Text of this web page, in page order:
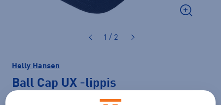
1 / 2
Helly Hansen
Ball Cap UX -lippis